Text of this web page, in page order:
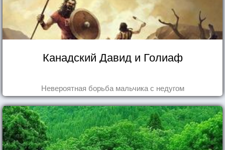
Канадский Давид и Голиаф
Невероятная борьба мальчика с недугом